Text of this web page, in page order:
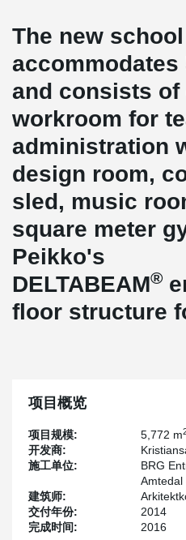
The new
accommodates
and consists of
workroom for
administration
design room,
sled, music
square meter
Peikko's
DELTABEAM®
floor structure
项目概览
项目规模: 5,772 m
开发商:
施工单位:
BRG
建筑师:
Amtedal
交付年份:
2014
完成时间:
2016